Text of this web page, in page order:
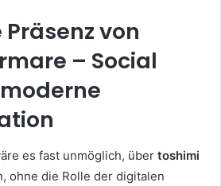
von
– Social
es fast unmöglich, über toshimi
ohne die Rolle der digitalen